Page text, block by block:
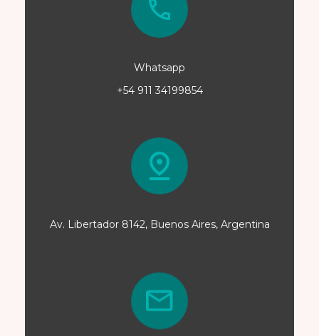
Whatsapp
+54 911 34199854
Av. Libertador 8142, Buenos Aires, Argentina